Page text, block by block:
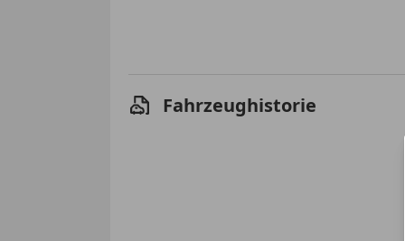
Fahrzeughistorie